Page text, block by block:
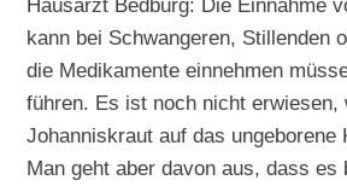
kann bei Schwangeren, Stillenden
die Medikamente einnehmen
führen. Es ist noch nicht erwiesen,
Johanniskraut auf das ungeborene
Man geht aber davon aus, dass es